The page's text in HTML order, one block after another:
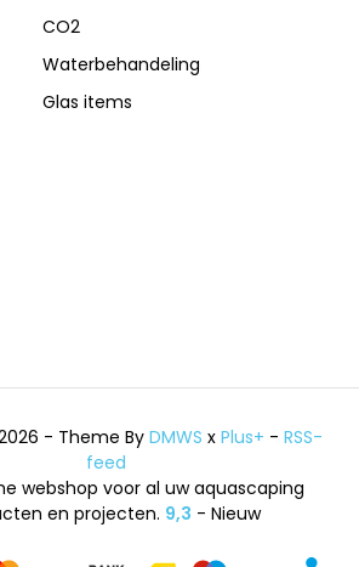
CO2
Waterbehandeling
Glas items
- Theme ByDMWS xPlus+ -RSS-
feed
webshop voor al uw aquascaping
en projecten. 9,3 - Nieuw